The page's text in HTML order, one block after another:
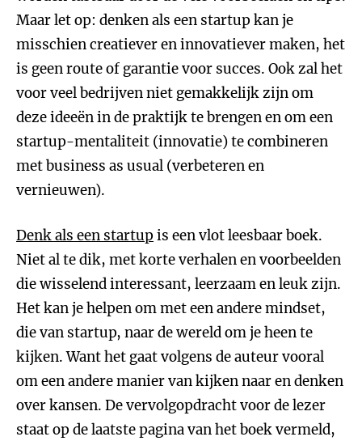
Maar let op: denken als een startup kan je
misschien creatiever en innovatiever maken, het
is geen route of garantie voor succes. Ook zal het
voor veel bedrijven niet gemakkelijk zijn om
deze ideeën in de praktijk te brengen en om een
startup-mentaliteit (innovatie) te combineren
met business as usual (verbeteren en
vernieuwen).
Denk als een startup is een vlot leesbaar boek.
Niet al te dik, met korte verhalen en voorbeelden
die wisselend interessant, leerzaam en leuk zijn.
Het kan je helpen om met een andere mindset,
die van startup, naar de wereld om je heen te
kijken. Want het gaat volgens de auteur vooral
om een andere manier van kijken naar en denken
over kansen. De vervolgopdracht voor de lezer
staat op de laatste pagina van het boek vermeld,